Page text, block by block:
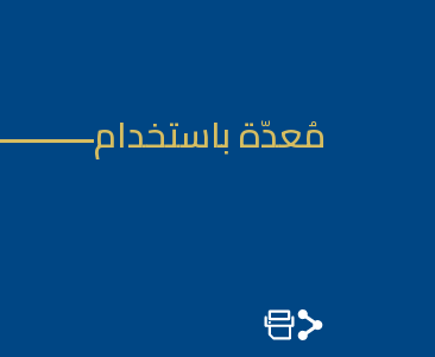
مُعدّة باستخدام